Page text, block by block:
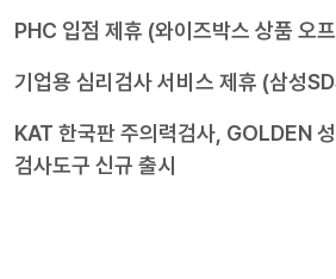
PHC 입점 제휴 (와이즈박스 상품 오
기업용 심리검사 서비스 제휴 (삼성
KAT 한국판 주의력검사, GOLDEN
검사도구 신규 출시